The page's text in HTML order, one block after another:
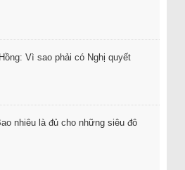
Vì sao phải có Nghị quyết
nhiêu là đủ cho những siêu đô